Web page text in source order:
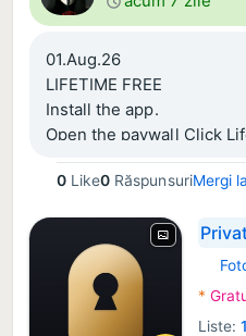
01.Aug.26
LIFETIME FREE
Install the app.
Open the paywall Click
0Like0 RăspunsuriMergi
iOS
*
Liste: 1